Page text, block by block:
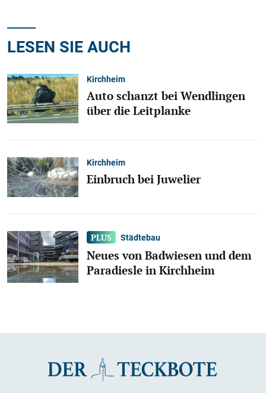
LESEN SIE AUCH
Kirchheim
Auto schanzt bei Wendlingen
über die Leitplanke
Kirchheim
Einbruch bei Juwelier
Städtebau
Neues von Badwiesen und dem
Paradiesle in Kirchheim